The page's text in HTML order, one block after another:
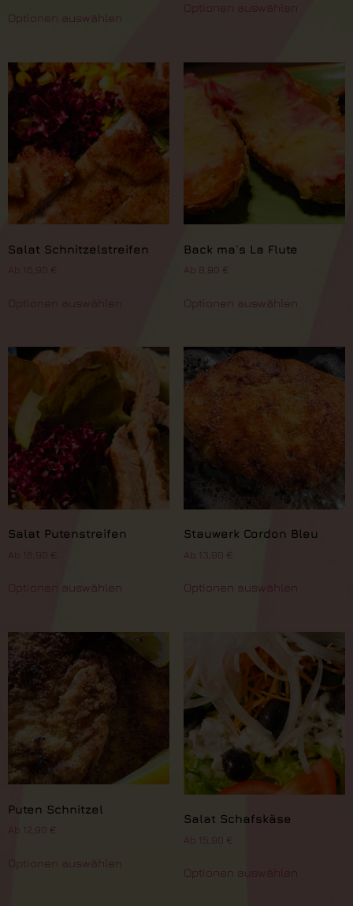
Optionen auswählen
Optionen auswählen
Salat Schnitzelstreifen
16,90 €
Optionen auswählen
Back ma´s La Flute
Ab 8,90 €
Optionen auswählen
Salat Putenstreifen
16,90 €
Optionen auswählen
Stauwerk Cordon Bleu
Ab 13,90 €
Optionen auswählen
Puten Schnitzel
Ab 12,90 €
Optionen auswählen
Salat Schafskäse
Ab 15,90 €
Optionen auswählen